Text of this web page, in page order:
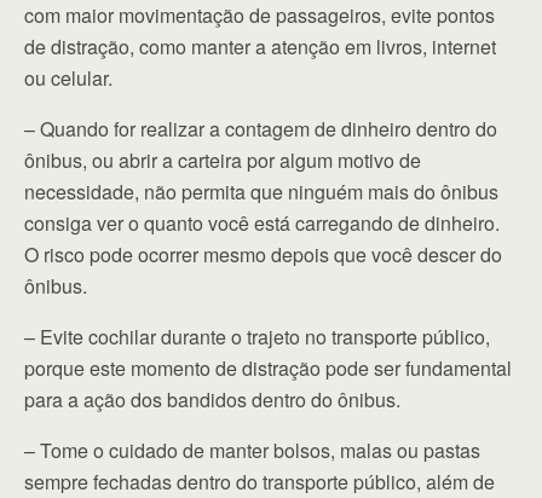
com maior movimentação de passageiros, evite pontos
de distração, como manter a atenção em livros, internet
ou celular.
– Quando for realizar a contagem de dinheiro dentro do
ônibus, ou abrir a carteira por algum motivo de
necessidade, não permita que ninguém mais do ônibus
consiga ver o quanto você está carregando de dinheiro.
O risco pode ocorrer mesmo depois que você descer do
ônibus.
– Evite cochilar durante o trajeto no transporte público,
porque este momento de distração pode ser fundamental
para a ação dos bandidos dentro do ônibus.
– Tome o cuidado de manter bolsos, malas ou pastas
sempre fechadas dentro do transporte público, além de